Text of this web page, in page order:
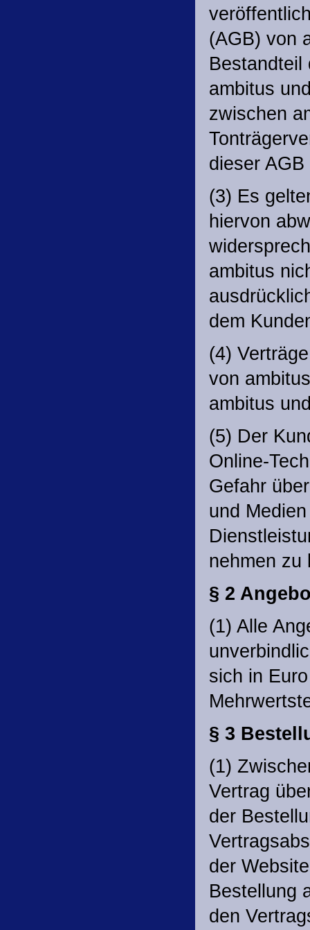
(AGB) von
Bestandteil
ambitus
zwischen
dieser
(3) Es
hiervon
ambitus
dem
(4)
von
ambitus
(5) Der
Online-
Gefahr
und
nehmen zu
§ 2
(1) Alle
sich in
§ 3
(1)
Vertrag
der
der
Bestellung
den